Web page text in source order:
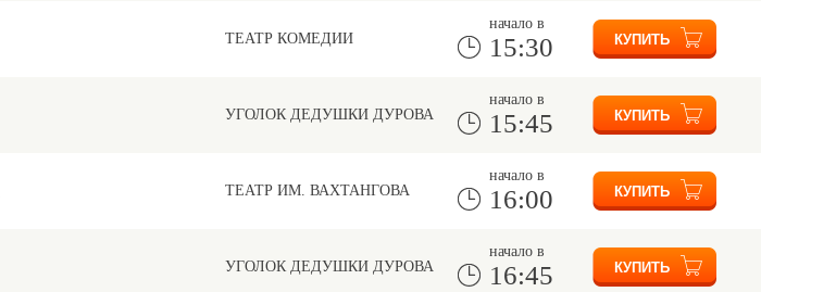
ТЕАТР КОМЕДИИ
начало в
15:30
УГОЛОК ДЕДУШКИ ДУРОВА
начало в
15:45
ТЕАТР ИМ. ВАХТАНГОВА
начало в
16:00
УГОЛОК ДЕДУШКИ ДУРОВА
начало в
16:45